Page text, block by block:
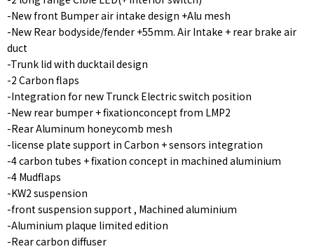
-New front Bumper air intake design +Alu mesh
-New Rear bodyside/fender +55mm. Air Intake + rear brake air
duct
-Trunk lid with ducktail design
-2 Carbon flaps
-Integration for new Trunck Electric switch position
-New rear bumper + fixationconcept from LMP2
-Rear Aluminum honeycomb mesh
-license plate support in Carbon + sensors integration
-4 carbon tubes + fixation concept in machined aluminium
-4 Mudflaps
-KW2 suspension
-front suspension support , Machined aluminium
-Aluminium plaque limited edition
-Rear carbon diffuser